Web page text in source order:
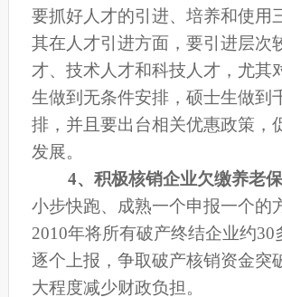
要抓好人才的引进、培养和使用
其在人才引进方面，要引进层次
才、技术人才和科技人才，尤其
生做到无条件安排，硕士生做到
排，并且要出台相关优惠政策，
发展。
4、积极核销企业欠缴养老
小步快跑、成熟一个申报一个的
2010年将所有破产终结企业约30
逐个上报，争取破产核销资金突
大程度减少财政负担。